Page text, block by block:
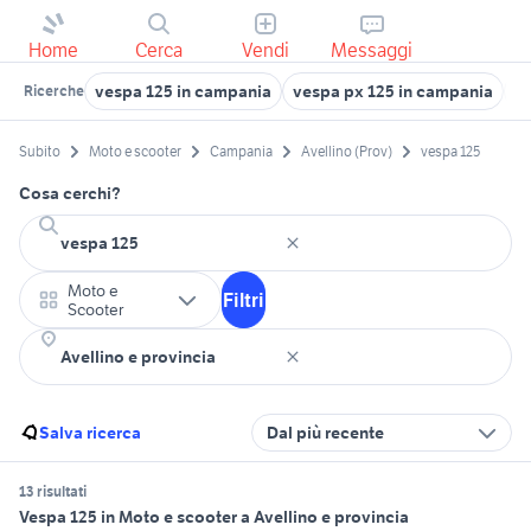
Home Cerca Vendi Messaggi
Ricerche vespa 125 in campania vespa px 125 in campania
Subito Moto e scooter Campania Avellino (Prov) vespa 125
Cosa cerchi?
Moto e
Scooter
Filtri
Salva ricerca Dal più recente
13 risultati
Vespa 125 in Moto e scooter a Avellino e provincia